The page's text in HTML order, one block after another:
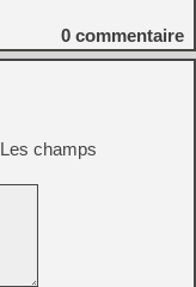
0 commentaire
Les champs